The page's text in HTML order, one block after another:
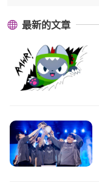
最新的文章